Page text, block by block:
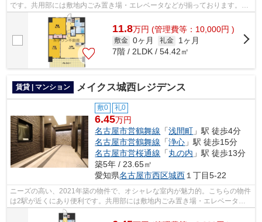
です。共用部には敷地内ごみ置き場・エレベータなどが揃っております。現
在空家です。内見等お気軽にお問い合...
11.8万円 (管理費等：10,000円 )
敷金 0ヶ月 礼金
1ヶ月
7階 / 2LDK / 54.42㎡
賃貸 | マンション メイクス城西レジデンス
敷0 礼0
6.45万円
名古屋市営鶴舞線 「浅間町 」駅 徒歩4分
名古屋市営鶴舞線 「浄心 」駅 徒歩15分
名古屋市営桜通線 「丸の内 」駅 徒歩13分
築5年 / 23.65㎡
愛知県名古屋市西区城西 １丁目5-22
ニーズの高い、2021年築の物件で、オシャレな室内が魅力的。こちらの物件
は2駅が近くにあり便利です。共用部には敷地内ごみ置き場・エレベータな
どが揃っております。現在空家の物件で...